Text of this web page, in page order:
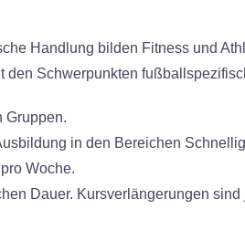
Handlung bilden Fitness und
Schwerpunkten
Gruppen.
in den Bereichen
Woche.
Dauer. Kursverlängerungen